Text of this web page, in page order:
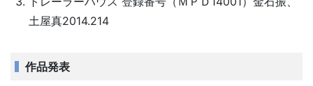
土屋真2014.214
作品発表